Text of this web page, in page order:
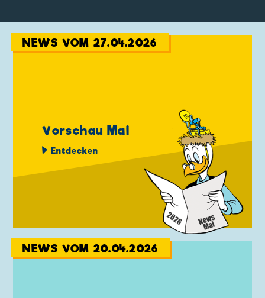
NEWS VOM 27.04.2026
Vorschau Mai
Entdecken
NEWS VOM 20.04.2026